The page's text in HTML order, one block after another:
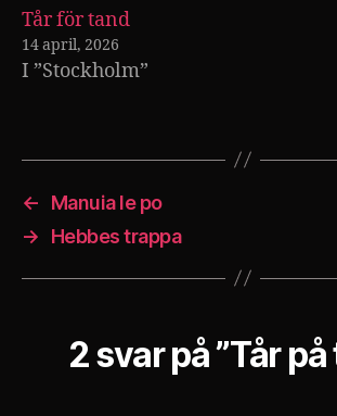
Tår för tand
14 april, 2026
I ”Stockholm”
←
Manuia le po
→
Hebbes trappa
2 svar på ”Tår på